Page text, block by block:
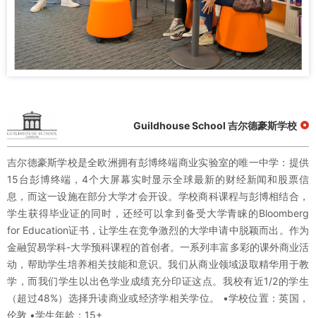
Guildhouse School 吉尔德豪斯学校
吉尔德豪斯学校是全欧洲拥有彭博终端商业实验室的唯一中学：提供
15台彭博终端，4个大屏幕实时显示全球最新的财经新闻和股票信
息，而这一设施在部分大学才会开设。学校商科课程与彭博相结合，
学生获得毕业证的同时，还经可以拿到备受大学青睐的Bloomberg
for Education证书，让学生在竞争激烈的大学申请中脱颖而出。作为
金融贸易学科-大学预科课程的首创者。一系列丰富多彩的课外商业活
动，帮助学生培养相关技能和意识。我们从商业领域汲取精华用于教
学，而我们学生以出色学业成绩充分印证这点。我校有近1/2的学生
（超过48%）选择升读商业或经济学相关学位。 •学校位置：英国，
伦敦 •学生年龄：15+